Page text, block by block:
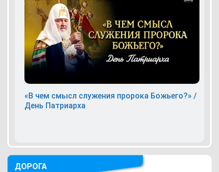
«В чем смысл служения пророка Божьего?» /
День Патриарха
ДОРОГА